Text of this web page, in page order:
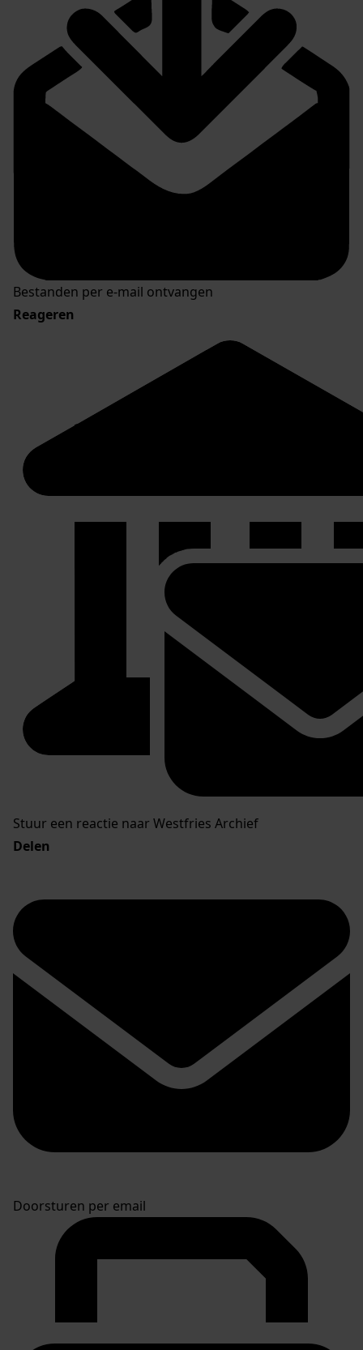
Bestanden per e-mail ontvangen
Reageren
Stuur een reactie naar Westfries Archief
Delen
Doorsturen per email